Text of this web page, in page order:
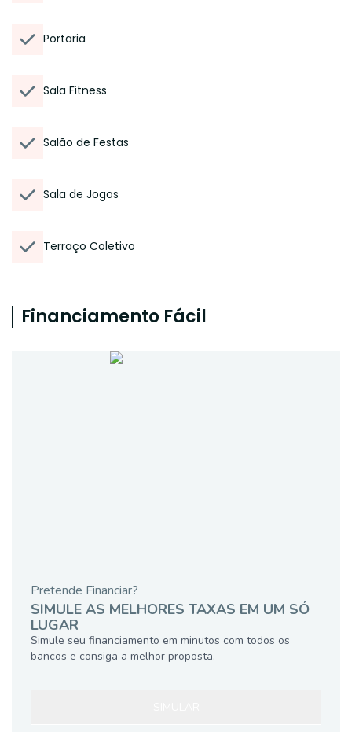
Portaria
Sala Fitness
Salão de Festas
Sala de Jogos
Terraço Coletivo
Financiamento Fácil
Pretende Financiar?
SIMULE AS MELHORES TAXAS EM UM SÓ
LUGAR
Simule seu financiamento em minutos com todos os
bancos e consiga a melhor proposta.